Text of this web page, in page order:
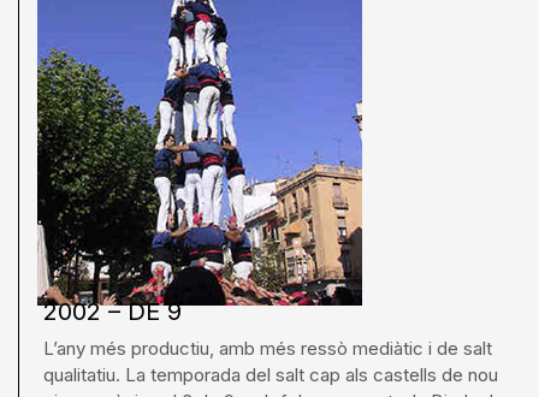
2002 – DE 9
L’any més productiu, amb més ressò mediàtic i de salt
qualitatiu. La temporada del salt cap als castells de nou